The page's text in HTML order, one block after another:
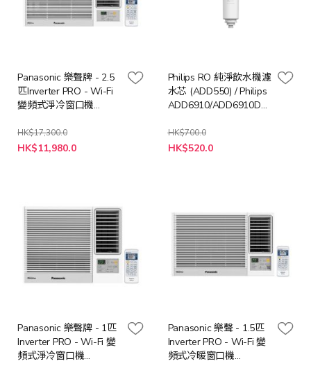
Panasonic 樂聲牌 - 2.5
匹Inverter PRO - Wi-Fi
變頻式淨冷窗口機
HK$17,300.0
特
殊
HK$11,980.0
Philips RO 純淨飲水機濾
水芯 (ADD550) / Philips
ADD6910/ADD6910DG
21 工作天]
HK$700.0
特
殊
HK$520.0
Panasonic 樂聲牌 - 1匹
Inverter PRO - Wi-Fi 變
頻式淨冷窗口機
Panasonic 樂聲 - 1.5匹
Inverter PRO - Wi-Fi 變
頻式冷暖窗口機